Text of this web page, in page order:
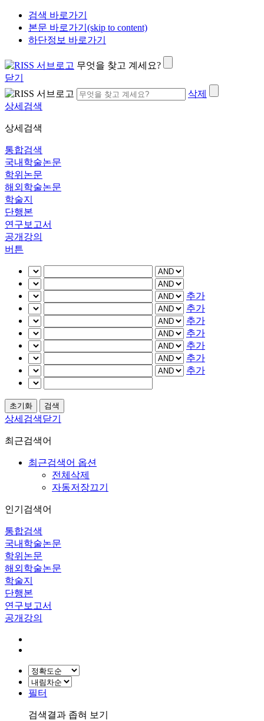
검색 바로가기
본문 바로가기(skip to content)
하단정보 바로가기
무엇을 찾고 계세요?
닫기
삭제
상세검색
상세검색
통합검색
국내학술논문
학위논문
해외학술논문
학술지
단행본
연구보고서
공개강의
버튼
추가
추가
추가
추가
추가
추가
추가
상세검색닫기
최근검색어
최근검색어 옵션
전체삭제
자동저장끄기
인기검색어
통합검색
국내학술논문
학위논문
해외학술논문
학술지
단행본
연구보고서
공개강의
필터
검색결과 좁혀 보기